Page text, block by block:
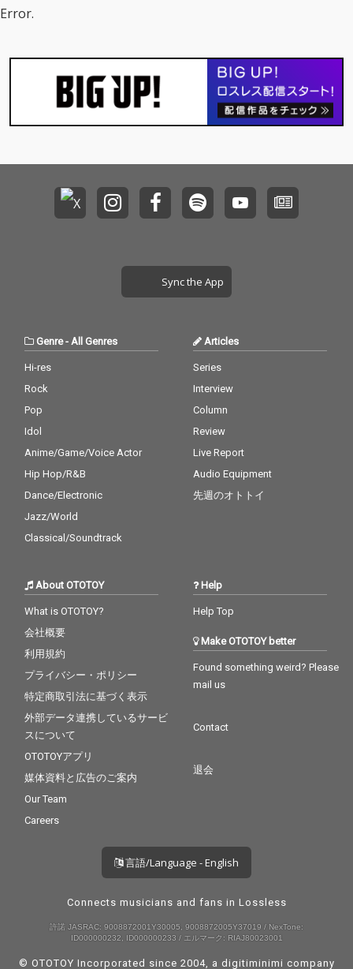
す。 さらに、アニメタ
イアップ曲『上々↑ハ
イテンション』や、Ze
pp DiverCityでの4周年
ど、多彩な楽曲を収
録。 Palette Paradeの
今を詰め込んだ一枚で
Error.
Sync the App
Genre- All Genres
Hi-res
Rock
Pop
Idol
Anime/Game/Voice Actor
Hip Hop/R&B
Dance/Electronic
Jazz/World
Classical/Soundtrack
Articles
Series
Interview
Column
Review
Live Report
Audio Equipment
先週のオトトイ
About OTOTOY
What is OTOTOY?
会社概要
利用規約
プライバシー・ポリシー
特定商取引法に基づく表示
外部データ連携しているサービ
スについて
OTOTOYアプリ
媒体資料と広告のご案内
Our Team
Careers
Help
Help Top
Make OTOTOY better
Found something weird? Please
mail us
Contact
退会
言語/Language - English
Connects musicians and fans in Lossless
許諾 JASRAC: 9008872001Y30005, 9008872005Y37019 / NexTone:
ID000000232, ID000000233 / エルマーク: RIAJ80023001
© OTOTOY Incorporated since 2004, a digitiminimi company